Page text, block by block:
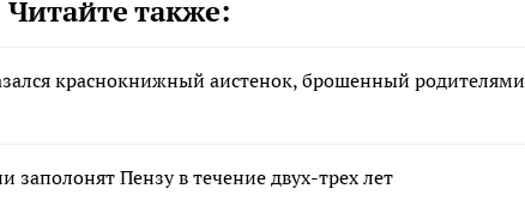
Читайте также:
краснокнижный аистенок, брошенный родителями
Пензу в течение двух-трех лет